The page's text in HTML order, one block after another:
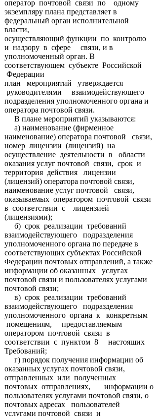
оператор почтовой связи по одному
экземпляру плана представляет в
федеральный орган исполнительной
власти,
осуществляющий функции по контролю
и надзору в сфере связи, и в
уполномоченный орган. В
соответствующем субъекте Российской
Федерации
план мероприятий утверждается
руководителями взаимодействующего
подразделения уполномоченного органа и
оператора почтовой связи.
В плане мероприятий указываются:
а) наименование (фирменное
наименование) оператора почтовой связи,
номер лицензии (лицензий) на
осуществление деятельности в области
оказания услуг почтовой связи, срок и
территория действия лицензии
(лицензий) оператора почтовой связи,
наименование услуг почтовой связи,
оказываемых оператором почтовой связи
в соответствии с лицензией
(лицензиями);
б) срок реализации требований
взаимодействующего подразделения
уполномоченного органа по передаче в
соответствующих субъектах Российской
Федерации почтовых отправлений, а также
информации об оказанных услугах
почтовой связи и пользователях услугами
почтовой связи;
в) срок реализации требований
взаимодействующего подразделения
уполномоченного органа к конкретным
помещениям, предоставляемым
оператором почтовой связи в
соответствии с пунктом 8 настоящих
Требований;
г) порядок получения информации об
оказанных услугах почтовой связи,
отправленных или полученных
почтовых отправлениях, информации о
пользователях услугами почтовой связи, о
почтовых адресах пользователей
услугами почтовой связи и